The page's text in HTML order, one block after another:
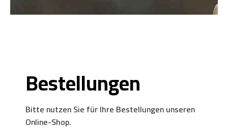
Bestellungen
Bitte nutzen Sie für Ihre Bestellungen unseren
Online-Shop.